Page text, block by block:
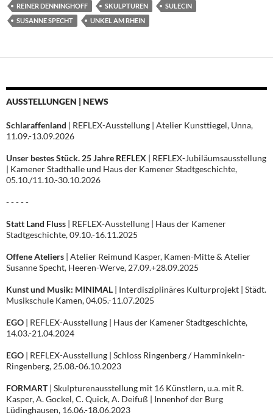
REINER DENNINGHOFF SKULPTUREN
SULECIN
SUSANNE SPECHT
UNKEL AM RHEIN
AUSSTELLUNGEN | NEWS
Schlaraffenland | REFLEX-Ausstellung | Atelier Kunsttiegel, Unna,
11.09.-13.09.2026
Unser bestes Stück. 25 Jahre REFLEX | REFLEX-Jubiläumsausstellung
| Kamener Stadthalle und Haus der Kamener Stadtgeschichte,
05.10./11.10.-30.10.2026
- - - - -
Statt Land Fluss | REFLEX-Ausstellung | Haus der Kamener
Stadtgeschichte, 09.10.-16.11.2025
Offene Ateliers | Atelier Reimund Kasper, Kamen-Mitte & Atelier
Susanne Specht, Heeren-Werve, 27.09.+28.09.2025
Kunst und Musik: MINIMAL | Interdisziplinäres Kulturprojekt | Städt.
Musikschule Kamen, 04.05.-11.07.2025
EGO | REFLEX-Ausstellung | Haus der Kamener Stadtgeschichte,
14.03.-21.04.2024
EGO | REFLEX-Ausstellung | Schloss Ringenberg / Hamminkeln-
Ringenberg, 25.08.-06.10.2023
FORMART| Skulpturenausstellung mit 16 Künstlern, u.a. mit R.
Kasper, A. Gockel, C. Quick, A. Deifuß | Innenhof der Burg
Lüdinghausen, 16.06.-18.06.2023